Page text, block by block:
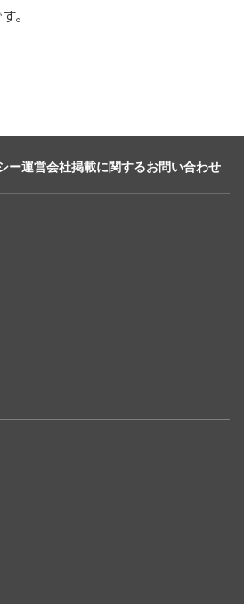
。
ー運営会社掲載に関するお問い合わせ